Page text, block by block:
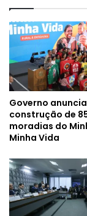
Governo anuncia
construção de
moradias do
Minha Vida